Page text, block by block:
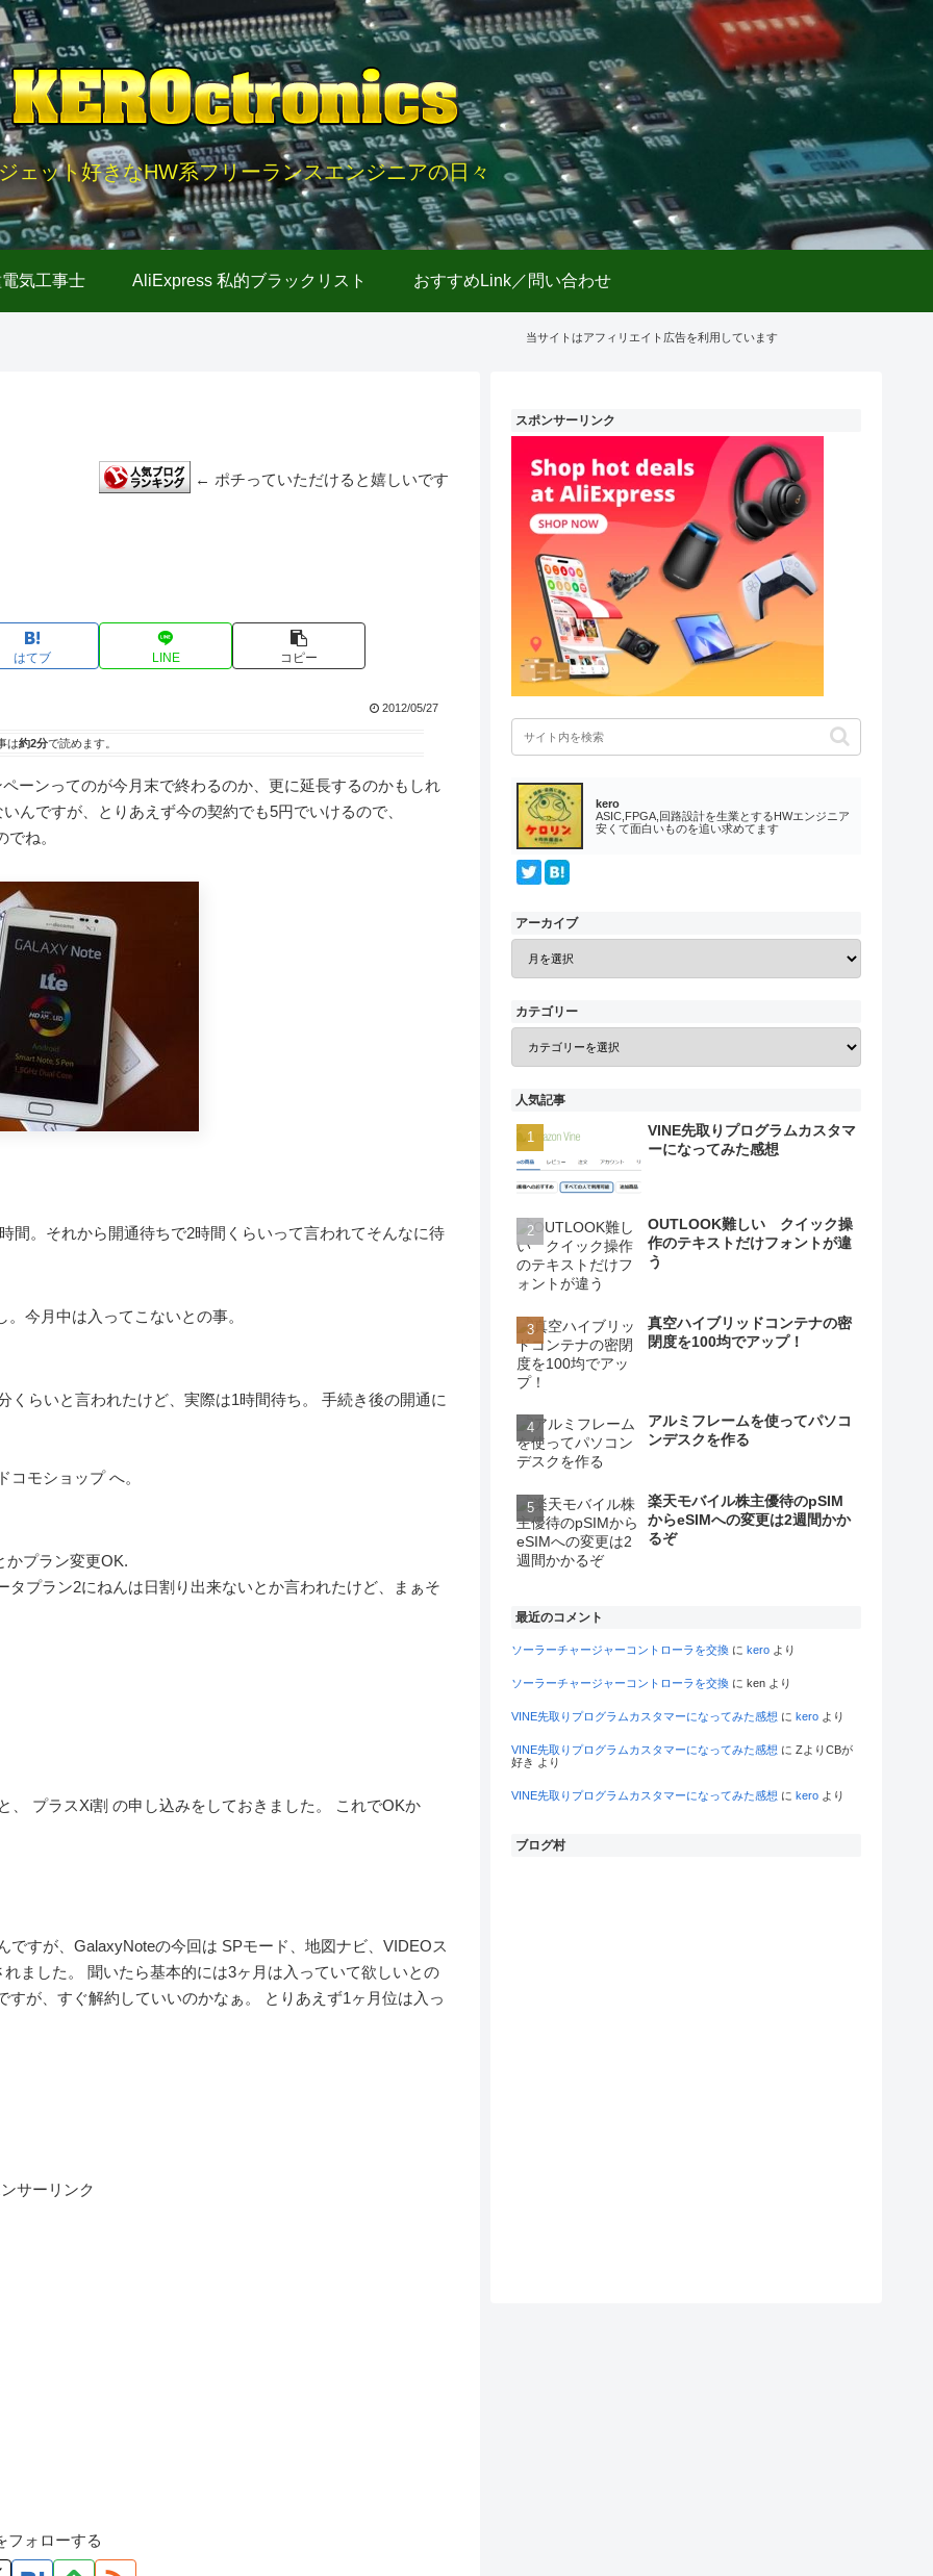
ェット好きなHW系フリーランスエンジニアの日々
気工事士 AliExpress 私的ブラックリスト おすすめLink／問い合わせ
当サイトはアフィリエイト広告を利用しています
← ポチっていただけると嬉しいです
はてブ LINE コピー
2012/05/27
は約2分で読めます。
ーンってのが今月末で終わるのか、更に延長するのかもしれ
んですが、とりあえず今の契約でも5円でいけるので、
ね。
間。それから開通待ちで2時間くらいって言われてそんなに待
今月中は入ってこないとの事。
らいと言われたけど、実際は1時間待ち。 手続き後の開通に
モショップ へ。
かプラン変更OK.
プラン2にねんは日割り出来ないとか言われたけど、まぁそ
、 プラスXi割 の申し込みをしておきました。 これでOKか
すが、GalaxyNoteの今回は SPモード、地図ナビ、VIDEOス
ました。 聞いたら基本的には3ヶ月は入っていて欲しいとの
が、すぐ解約していいのかなぁ。 とりあえず1ヶ月位は入っ
サーリンク
フォローする
スポンサーリンク
kero
ASIC,FPGA,回路設計を生業とするHWエンジニア
安くて面白いものを追い求めてます
アーカイブ
カテゴリー
人気記事
VINE先取りプログラムカスタマ
ーになってみた感想
OUTLOOK難しい クイック操
作のテキストだけフォントが違
う
真空ハイブリッドコンテナの密
閉度を100均でアップ！
アルミフレームを使ってパソコ
ンデスクを作る
楽天モバイル株主優待のpSIM
からeSIMへの変更は2週間かか
るぞ
最近のコメント
ソーラーチャージャーコントローラを交換 に kero より
ソーラーチャージャーコントローラを交換 に ken より
VINE先取りプログラムカスタマーになってみた感想 に kero より
VINE先取りプログラムカスタマーになってみた感想 に ZよりCBが
好き より
VINE先取りプログラムカスタマーになってみた感想 に kero より
ブログ村